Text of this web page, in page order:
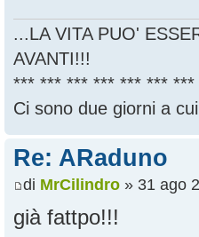
...LA VITA PUO'
AVANTI!!!
*** *** *** *** *** ***
Ci sono due giorni a
Re: ARaduno
di MrCilindro » 31 ago
già fattpo!!!